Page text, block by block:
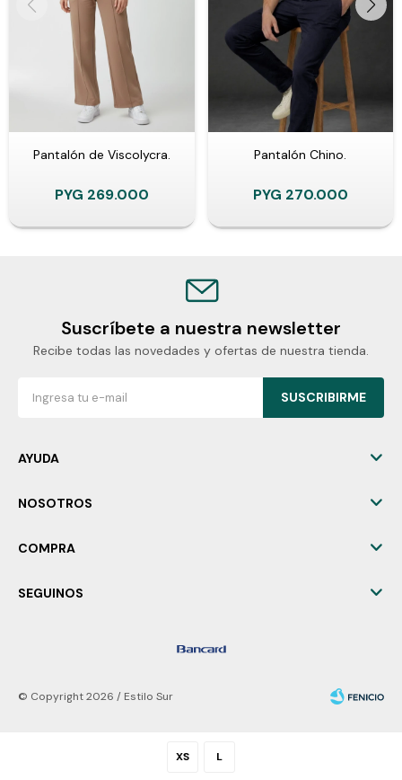
XS L
Pantalón de Viscolycra.
PYG 269.000
Pantalón Chino.
PYG 270.000
Suscríbete a nuestra newsletter
Recibe todas las novedades y ofertas de nuestra tienda.
SUSCRIBIRME
AYUDA
NOSOTROS
COMPRA
SEGUINOS
© Copyright 2026 / Estilo Sur